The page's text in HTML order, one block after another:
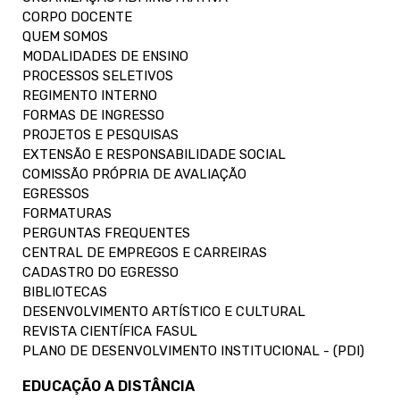
CORPO DOCENTE
QUEM SOMOS
MODALIDADES DE ENSINO
PROCESSOS SELETIVOS
REGIMENTO INTERNO
FORMAS DE INGRESSO
PROJETOS E PESQUISAS
EXTENSÃO E RESPONSABILIDADE SOCIAL
COMISSÃO PRÓPRIA DE AVALIAÇÃO
EGRESSOS
FORMATURAS
PERGUNTAS FREQUENTES
CENTRAL DE EMPREGOS E CARREIRAS
CADASTRO DO EGRESSO
BIBLIOTECAS
DESENVOLVIMENTO ARTÍSTICO E CULTURAL
REVISTA CIENTÍFICA FASUL
PLANO DE DESENVOLVIMENTO INSTITUCIONAL - (PDI)
EDUCAÇÃO A DISTÂNCIA